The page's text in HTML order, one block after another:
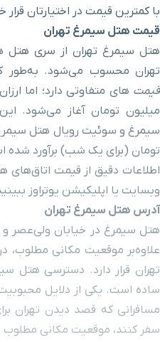
مرکز چشم پزشکی ونک ۵ دقیقه با خودرو (۳ کیلومتر و ۱۷۳ متر)
میدان ونک ۶ دقیقه با خودرو (۳ کیلومتر و ۱۷۷ متر)
مصلی ۶ دقیقه با خودرو (۳ کیلومتر و ۲۰۰ متر)
ایستگاه قطار شهری مصلی
میدان هفت تیر
ایستگاه قطار شهری هفت
تیر
۶ دقیقه با خودرو (۳ کیلومتر و ۲۹۴ متر)
خیابان کریم خان ۶ دقیقه با خودرو (۳ کیلومتر و ۲۹۶ متر)
سینما آفریقا ۸ دقیقه با خودرو (۳ کیلومتر و ۳۰۶ متر)
با کمترین قیمت در اختیارتان قرار
قیمت هتل سیمرغ تهران
تهران محسوب می‌شود. به‌طور
قیمت
میلیون تومان آغاز می‌شود.
تومان (برای یک شب) برآورد شده
اطلاعات دقیق از قیمت اتاق‌های
وبسایت یا اپلیکیشن یوتراوز
آدرس هتل سیمرغ تهران
هتل سیمرغ در خیابان ولی‌عصر
علاوه‌بر موقعیت مکانی
تهران قرار دارد. دسترسی هتل
ساده است. یکی از دلایل
مسافرانی که قصد دیدن تهران
سفر کنند، موقعیت مکانی مطلوب